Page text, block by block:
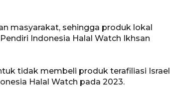
masyarakat, sehingga produk lokal
Indonesia Halal Watch Ikhsan
tidak membeli produk terafiliasi Israel
Halal Watch pada 2023.